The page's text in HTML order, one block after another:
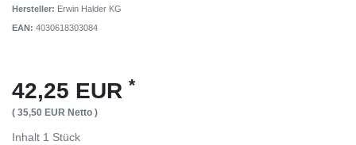
Hersteller: Erwin Halder KG
EAN: 4030618303084
42,25 EUR *
( 35,50 EUR Netto )
Inhalt 1 Stück